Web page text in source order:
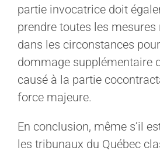
partie invocatrice doit
prendre toutes les
dans les circonstances
dommage supplémentaire
causé à la partie
force majeure.
En conclusion, même s’il
les tribunaux du Québec